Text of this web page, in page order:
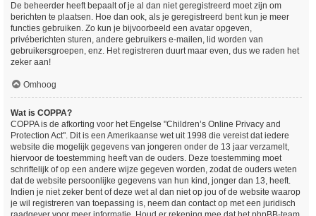
De beheerder heeft bepaalt of je al dan niet geregistreerd moet zijn om
berichten te plaatsen. Hoe dan ook, als je geregistreerd bent kun je meer
functies gebruiken. Zo kun je bijvoorbeeld een avatar opgeven,
privéberichten sturen, andere gebruikers e-mailen, lid worden van
gebruikersgroepen, enz. Het registreren duurt maar even, dus we raden het
zeker aan!
Omhoog
Wat is COPPA?
COPPA is de afkorting voor het Engelse "Children’s Online Privacy and
Protection Act". Dit is een Amerikaanse wet uit 1998 die vereist dat iedere
website die mogelijk gegevens van jongeren onder de 13 jaar verzamelt,
hiervoor de toestemming heeft van de ouders. Deze toestemming moet
schriftelijk of op een andere wijze gegeven worden, zodat de ouders weten
dat de website persoonlijke gegevens van hun kind, jonger dan 13, heeft.
Indien je niet zeker bent of deze wet al dan niet op jou of de website waarop
je wil registreren van toepassing is, neem dan contact op met een juridisch